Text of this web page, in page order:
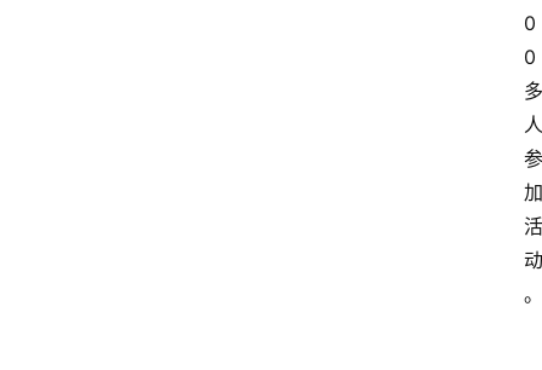
0
0
多
人
参
加
活
动
。